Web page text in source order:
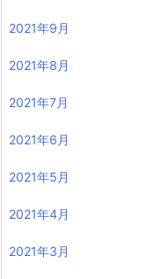
2021年9月
2021年8月
2021年7月
2021年6月
2021年5月
2021年4月
2021年3月